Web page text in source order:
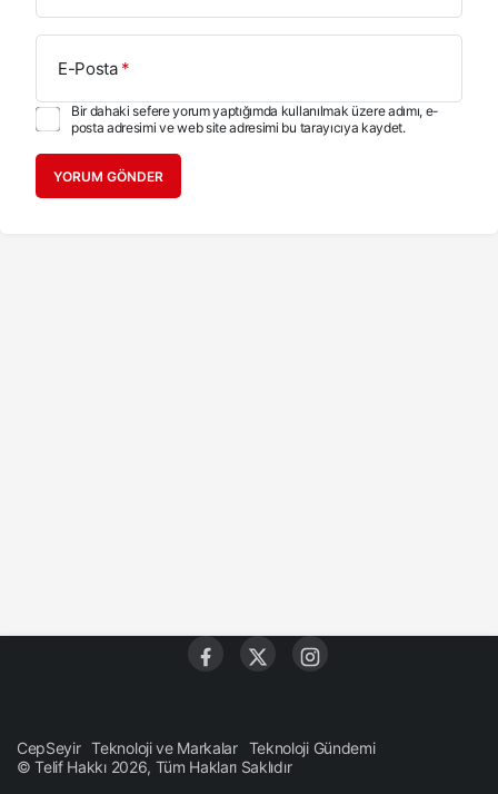
E-Posta*
Bir dahaki sefere yorum yaptığımda kullanılmak üzere adımı, e-
posta adresimi ve web site adresimi bu tarayıcıya kaydet.
YORUM GÖNDER
CepSeyir Teknoloji ve Markalar
Teknoloji Gündemi
© Telif Hakkı 2026, Tüm Hakları Saklıdır